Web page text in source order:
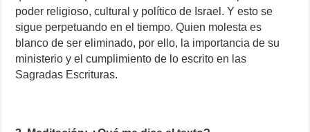
poder religioso, cultural y político de Israel. Y esto se
sigue perpetuando en el tiempo. Quien molesta es
blanco de ser eliminado, por ello, la importancia de su
ministerio y el cumplimiento de lo escrito en las
Sagradas Escrituras.